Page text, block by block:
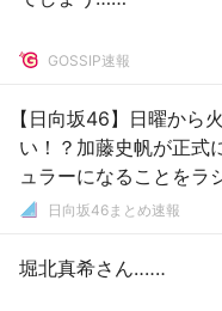
GOSSIP速報
【日向坂46】日曜から
い！？加藤史帆が正式
ュラーになることをラ
日向坂46まとめ速報
堀北真希さん‥‥‥